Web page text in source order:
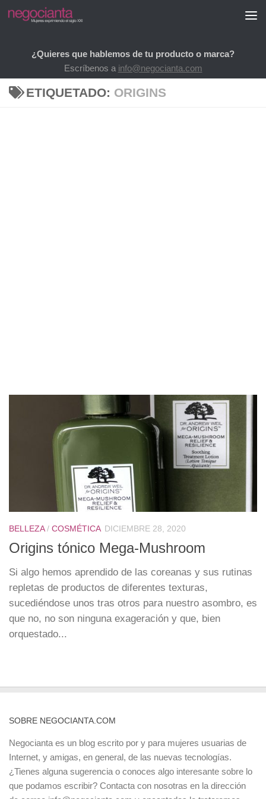
Saltar al contenido
¿Quieres que hablemos de tu producto o marca?
Escríbenos a info@negocianta.com
ETIQUETADO: ORIGINS
BELLEZA/ COSMÉTICA DICIEMBRE 28, 2020
Origins tónico Mega-Mushroom
Si algo hemos aprendido de las coreanas y sus rutinas
repletas de productos de diferentes texturas,
sucediéndose unos tras otros para nuestro asombro, es
que no, no son ninguna exageración y que, bien
orquestado...
SOBRE NEGOCIANTA.COM
Negocianta es un blog escrito por y para mujeres usuarias de
Internet, y amigas, en general, de las nuevas tecnologías.
¿Tienes alguna sugerencia o conoces algo interesante sobre lo
que podamos escribir? Contacta con nosotras en la dirección